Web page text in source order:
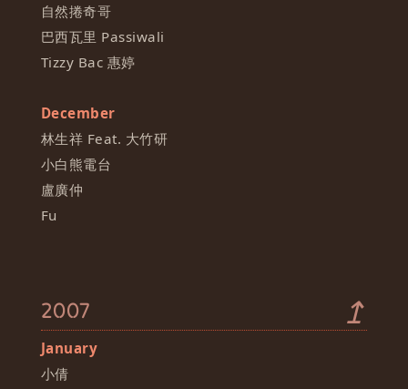
自然捲奇哥
巴西瓦里 Passiwali
Tizzy Bac 惠婷
December
林生祥 Feat. 大竹研
小白熊電台
盧廣仲
Fu
2007 ↥
January
小倩